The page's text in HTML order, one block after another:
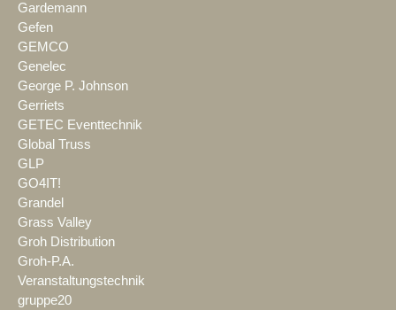
Gardemann
Gefen
GEMCO
Genelec
George P. Johnson
Gerriets
GETEC Eventtechnik
Global Truss
GLP
GO4IT!
Grandel
Grass Valley
Groh Distribution
Groh-P.A.
Veranstaltungstechnik
gruppe20